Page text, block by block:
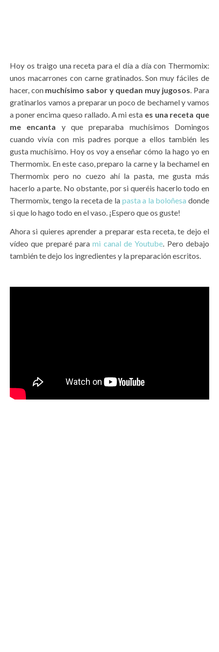
Hoy os traigo una receta para el día a día con Thermomix:
unos macarrones con carne gratinados. Son muy fáciles de
hacer, con muchísimo sabor y quedan muy jugosos. Para
gratinarlos vamos a preparar un poco de bechamel y vamos
a poner encima queso rallado. A mi esta es una receta que
me encanta y que preparaba muchísimos Domingos
cuando vivía con mis padres porque a ellos también les
gusta muchísimo. Hoy os voy a enseñar cómo la hago yo en
Thermomix. En este caso, preparo la carne y la bechamel en
Thermomix pero no cuezo ahí la pasta, me gusta más
hacerlo a parte. No obstante, por si queréis hacerlo todo en
Thermomix, tengo la receta de la pasta a la boloñesa donde
si que lo hago todo en el vaso. ¡Espero que os guste!
Ahora si quieres aprender a preparar esta receta, te dejo el
vídeo que preparé parami canal de Youtube. Pero debajo
también te dejo los ingredientes y la preparación escritos.